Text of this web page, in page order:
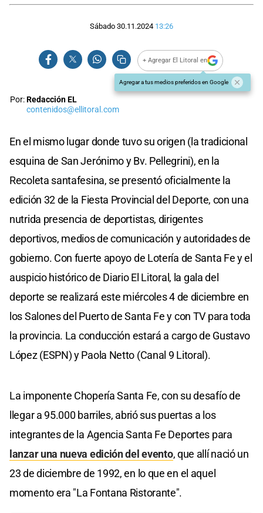
Sábado 30.11.2024 13:26
+ Agregar El Litoral en
Agregar a tus medios preferidos en Google
Por:Redacción EL
contenidos@ellitoral.com
En el mismo lugar donde tuvo su origen (la tradicional
esquina de San Jerónimo y Bv. Pellegrini), en la
Recoleta santafesina, se presentó oficialmente la
edición 32 de la Fiesta Provincial del Deporte, con una
nutrida presencia de deportistas, dirigentes
deportivos, medios de comunicación y autoridades de
gobierno. Con fuerte apoyo de Lotería de Santa Fe y el
auspicio histórico de Diario El Litoral, la gala del
deporte se realizará este miércoles 4 de diciembre en
los Salones del Puerto de Santa Fe y con TV para toda
la provincia. La conducción estará a cargo de Gustavo
López (ESPN) y Paola Netto (Canal 9 Litoral).
La imponente Chopería Santa Fe, con su desafío de
llegar a 95.000 barriles, abrió sus puertas a los
integrantes de la Agencia Santa Fe Deportes para
lanzar una nueva edición del evento, que allí nació un
23 de diciembre de 1992, en lo que en el aquel
momento era "La Fontana Ristorante".